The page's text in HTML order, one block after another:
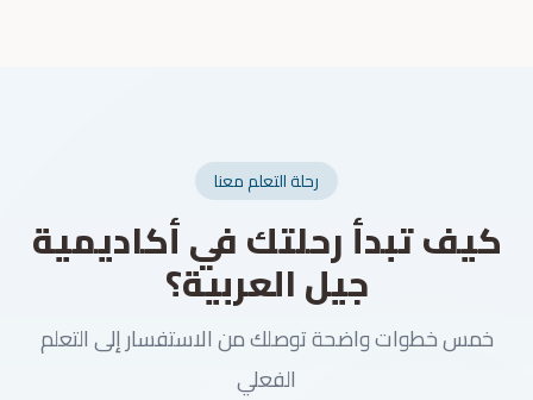
رحلة التعلم معنا
كيف تبدأ رحلتك في أكاديمية
جيل العربية؟
خمس خطوات واضحة توصلك من الاستفسار إلى التعلم
الفعلي